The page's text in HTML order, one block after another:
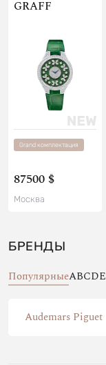
GRAFF
Grand комплектация
87500 $
Москва
БРЕНДЫ
ПопулярныеABCDE
Audemars Piguet